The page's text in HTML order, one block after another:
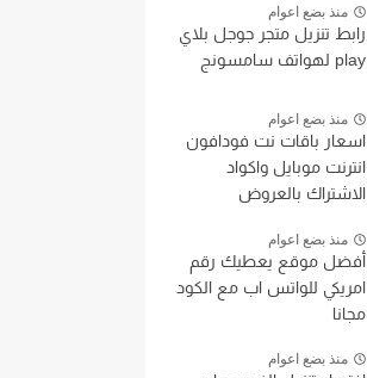
منذ بضع اعوام
رابط تنزيل متجر جوجل بلاي
play لهواتف سامسونج
منذ بضع اعوام
اسعار باقات نت فودافون
انترنت موبايل واكواد
الاشتراك بالعروض
منذ بضع اعوام
أفضل موقع يعطيك رقم
امريكي للواتس اب مع الكود
مجانا
منذ بضع اعوام